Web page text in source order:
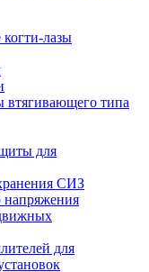
лазы
втягивающего типа
для
СИЗ
напряжения
для